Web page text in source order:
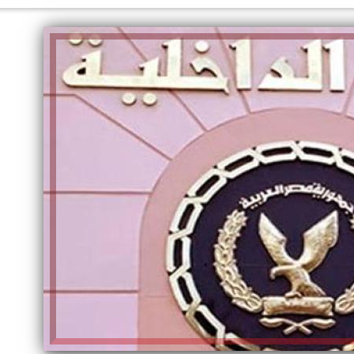
إلهام شرشر تكتب: دي مبقتش كورة..
دي سياسة
الكاتبة إلهام شرشر تهنئ الرئيس
السيسي بعيد ميلاده وتُشيد بجهوده
في بناء الدولة